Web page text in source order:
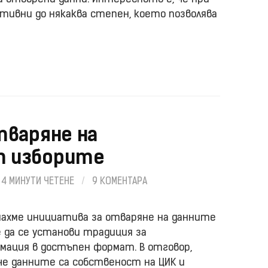
до някаква степен, което позволява
на
изборите
4 МИНУТИ ЧЕТЕНЕ / 9 КОМЕНТАРА
инициатива за отваряне на данните
се установи традиция за
в достъпен формат. В отговор,
данните са собственост на ЦИК и